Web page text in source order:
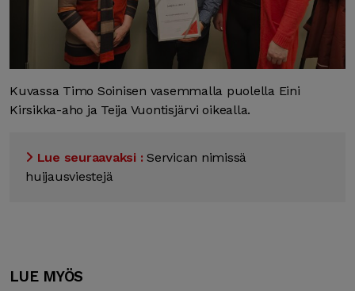
Kuvassa Timo Soinisen vasemmalla puolella Eini
Kirsikka-aho ja Teija Vuontisjärvi oikealla.
Lue seuraavaksi : Servican nimissä
huijausviestejä
LUE MYÖS